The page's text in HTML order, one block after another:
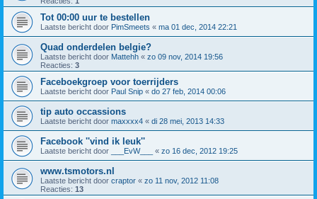
Tot 00:00 uur te bestellen
Laatste bericht door PimSmeets « ma 01 dec, 2014 22:21
Quad onderdelen belgie?
Laatste bericht door Mattehh « zo 09 nov, 2014 19:56
Reacties: 3
Faceboekgroep voor toerrijders
Laatste bericht door Paul Snip « do 27 feb, 2014 00:06
tip auto occassions
Laatste bericht door maxxxx4 « di 28 mei, 2013 14:33
Facebook ''vind ik leuk''
Laatste bericht door ___EvW___ « zo 16 dec, 2012 19:25
www.tsmotors.nl
Laatste bericht door craptor « zo 11 nov, 2012 11:08
Reacties: 13